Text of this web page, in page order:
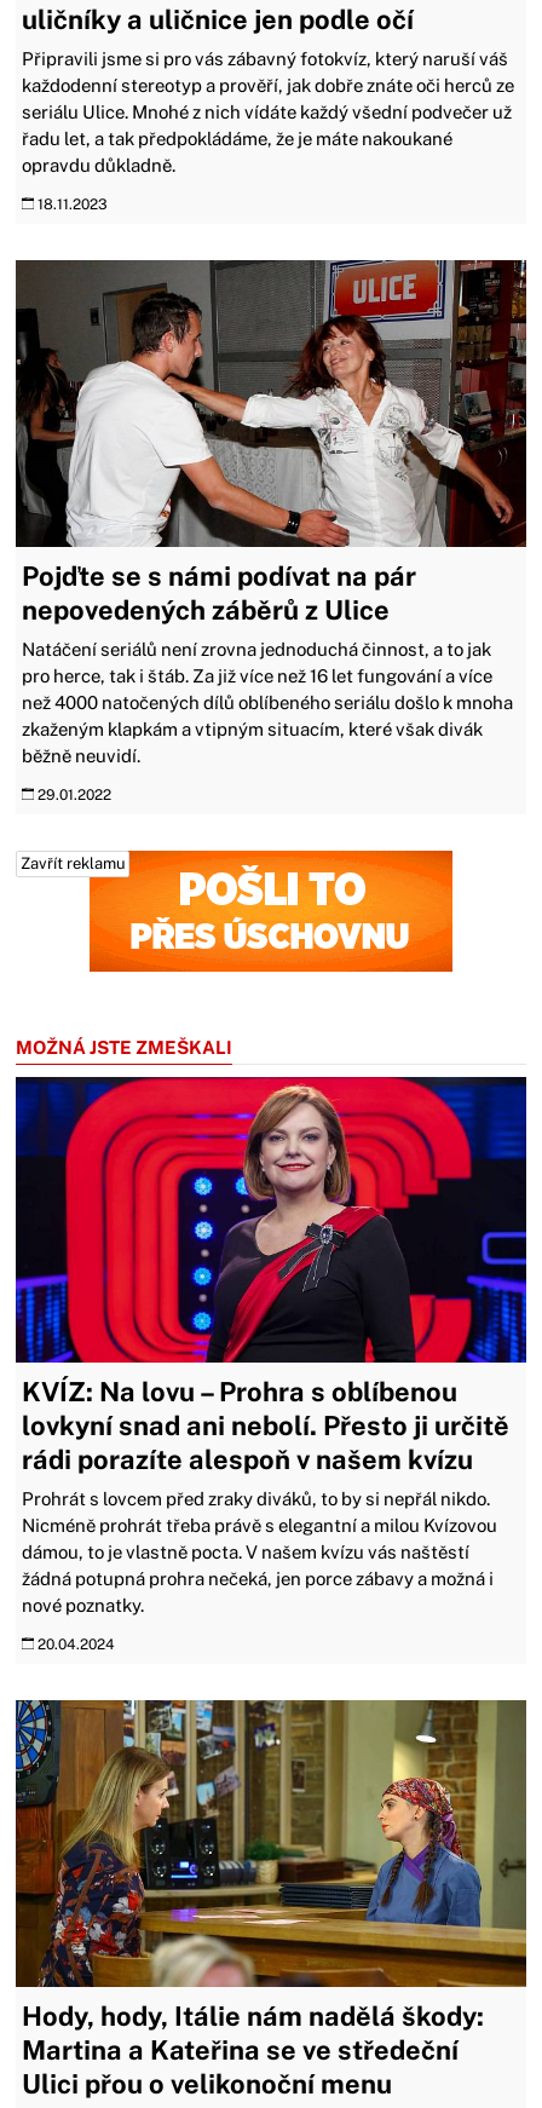
uličníky a uličnice jen podle očí
Připravili jsme si pro vás zábavný fotokvíz, který naruší váš
každodenní stereotyp a prověří, jak dobře znáte oči herců ze
seriálu Ulice. Mnohé z nich vídáte každý všední podvečer už
řadu let, a tak předpokládáme, že je máte nakoukané
opravdu důkladně.
18.11.2023
Pojďte se s námi podívat na pár
nepovedených záběrů z Ulice
Natáčení seriálů není zrovna jednoduchá činnost, a to jak
pro herce, tak i štáb. Za již více než 16 let fungování a více
než 4000 natočených dílů oblíbeného seriálu došlo k mnoha
zkaženým klapkám a vtipným situacím, které však divák
běžně neuvidí.
29.01.2022
Zavřít reklamu
MOŽNÁ JSTE ZMEŠKALI
KVÍZ: Na lovu – Prohra s oblíbenou
lovkyní snad ani nebolí. Přesto ji určitě
rádi porazíte alespoň v našem kvízu
Prohrát s lovcem před zraky diváků, to by si nepřál nikdo.
Nicméně prohrát třeba právě s elegantní a milou Kvízovou
dámou, to je vlastně pocta. V našem kvízu vás naštěstí
žádná potupná prohra nečeká, jen porce zábavy a možná i
nové poznatky.
20.04.2024
Hody, hody, Itálie nám nadělá škody:
Martina a Kateřina se ve středeční
Ulici přou o velikonoční menu